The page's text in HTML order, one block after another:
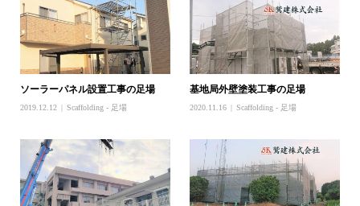
ソーラーパネル設置工事の足場
2019.12.12 Scaffolding - 足場
基地局外壁塗装工事の足場
2020.11.16 Scaffolding - 足場